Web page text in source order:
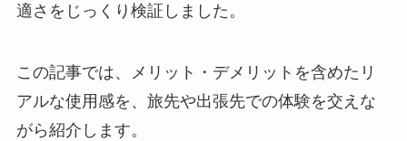
適さをじっくり検証しました。
この記事では、メリット・デメリットを含めたリ
アルな使用感を、旅先や出張先での体験を交えな
がら紹介します。